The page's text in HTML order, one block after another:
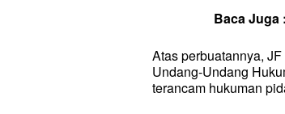
Baca Juga :
Atas perbuatannya,
Undang-Undang
terancam hukuman